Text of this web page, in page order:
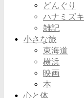
どんぐり
ハナミズキ
雑記
小さな旅
東海道
横浜
映画
本
心と体